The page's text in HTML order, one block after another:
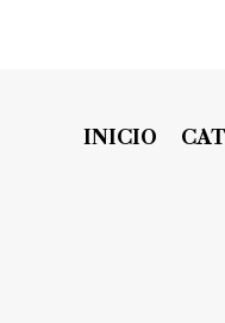
INICIO